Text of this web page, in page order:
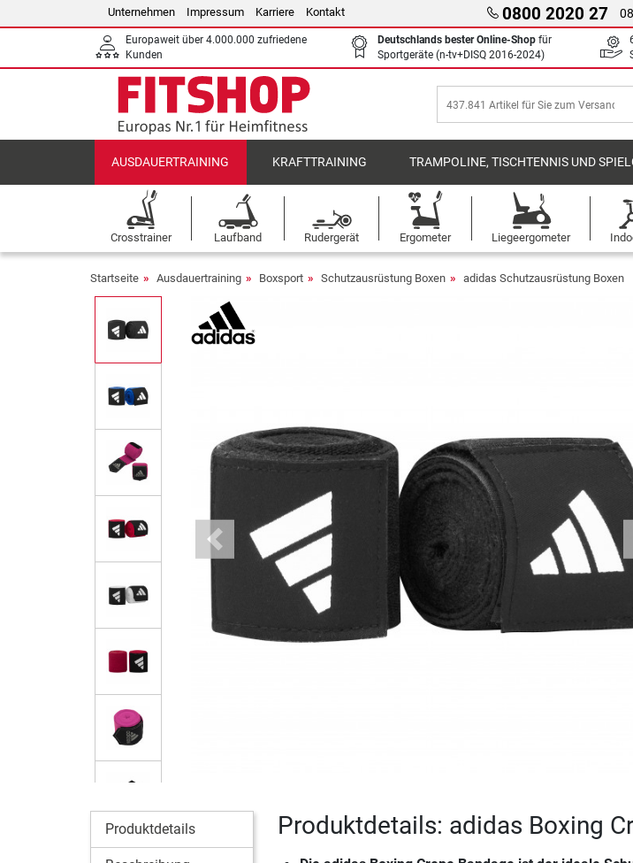
Unternehmen Impressum Karriere Kontakt 0800 2020 27
Europaweit über 4.000.000 zufriedene
Kunden
Deutschlands bester Online-Shop für
Sportgeräte (n-tv+DISQ 2016-2024)
AUSDAUERTRAINING KRAFTTRAINING TRAMPOLINE, TISCHTENNIS UND
Crosstrainer Laufband Rudergerät Ergometer Liegeergometer
Startseite Ausdauertraining Boxsport Schutzausrüstung Boxen adidas Schutzausrüstung Boxen
Previous
Produktdetails Produktdetails: adidas Boxing